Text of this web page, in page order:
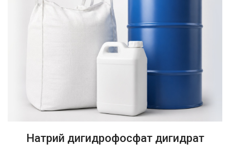
Натрий дигидрофосфат дигидрат